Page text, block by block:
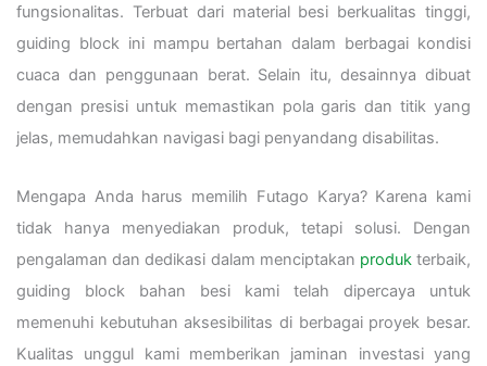
fungsionalitas. Terbuat dari material besi berkualitas tinggi,
guiding block ini mampu bertahan dalam berbagai kondisi
cuaca dan penggunaan berat. Selain itu, desainnya dibuat
dengan presisi untuk memastikan pola garis dan titik yang
jelas, memudahkan navigasi bagi penyandang disabilitas.
Mengapa Anda harus memilih Futago Karya? Karena kami
tidak hanya menyediakan produk, tetapi solusi. Dengan
pengalaman dan dedikasi dalam menciptakan produkterbaik,
guiding block bahan besi kami telah dipercaya untuk
memenuhi kebutuhan aksesibilitas di berbagai proyek besar.
Kualitas unggul kami memberikan jaminan investasi yang